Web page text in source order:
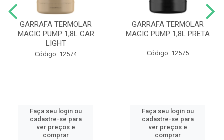
GARRAFA TERMOLAR
MAGIC PUMP 1,8L CAR
LIGHT
Código: 12574
Faça seu login ou
cadastre-se para
ver preços e
comprar
GARRAFA TERMOLAR
MAGIC PUMP 1,8L PRETA
Código: 12575
Faça seu login ou
cadastre-se para
ver preços e
comprar